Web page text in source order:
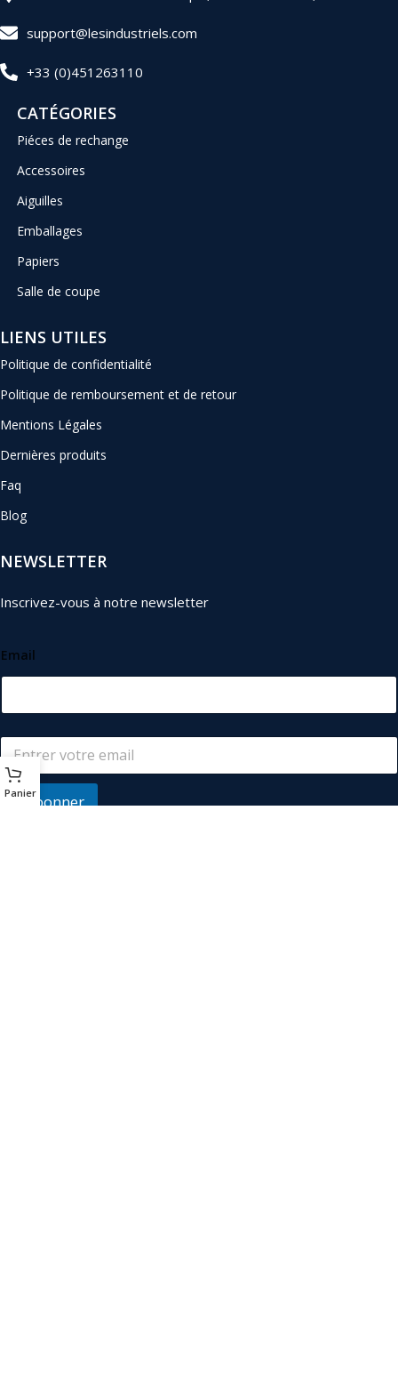
support@lesindustriels.com
+33 (0)451263110
CATÉGORIES
Piéces de rechange
Accessoires
Aiguilles
Emballages
Papiers
Salle de coupe
LIENS UTILES
Politique de confidentialité
Politique de remboursement et de retour
Mentions Légales
Dernières produits
Faq
Blog
NEWSLETTER
Inscrivez-vous à notre newsletter
Email
S'abonner
Panier